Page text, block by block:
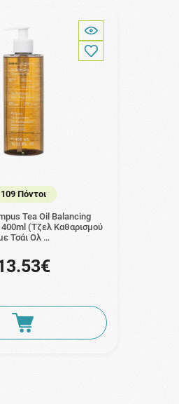
109 Πόντοι
Tea Oil Balancing
(Τζελ Καθαρισμού
Τσάι Ολ …